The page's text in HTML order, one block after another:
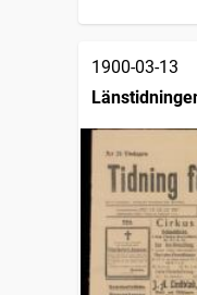
1900-03-13